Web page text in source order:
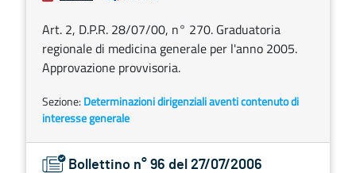
Art. 2, D.P.R. 28/07/00, n° 270. Graduatoria
regionale di medicina generale per l'anno 2005.
Approvazione provvisoria.
Sezione: Determinazioni dirigenziali aventi contenuto di
interesse generale
Bollettino n° 96 del 27/07/2006